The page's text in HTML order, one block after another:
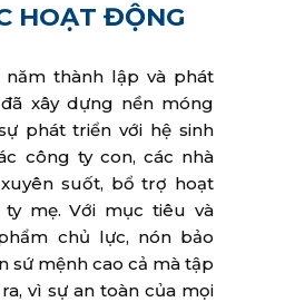
HOẠT ĐỘNG
năm thành lập và phát
xây dựng nền móng
phát triển với hệ sinh
công ty con, các nhà
suốt, bổ trợ hoạt
mẹ. Với mục tiêu và
chủ lực, nón bảo
sứ mệnh cao cả mà tập
vì sự an toàn của mọi